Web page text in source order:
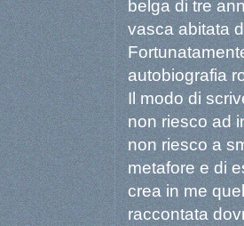
belga di tre
vasca abitata
autobiografia
Il modo di
non riesco ad
non riesco a
metafore e di
crea in me
raccontata